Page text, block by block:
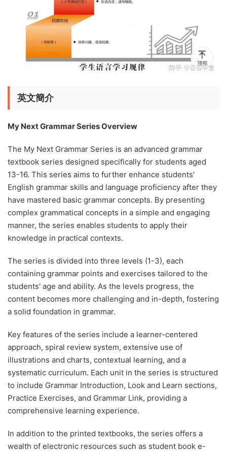
英文簡介
My Next Grammar Series Overview
The My Next Grammar Series is an advanced grammar
textbook series designed specifically for students aged
13-16. This series aims to further enhance students'
English grammar skills and language proficiency after they
have mastered basic grammar concepts. By presenting
complex grammatical concepts in a simple and engaging
manner, the series enables students to apply their
knowledge in practical contexts.
The series is divided into three levels (1-3), each
containing grammar points and exercises tailored to the
students' age and ability. As the levels progress, the
content becomes more challenging and in-depth, fostering
a solid foundation in grammar.
Key features of the series include a learner-centered
approach, spiral review system, extensive use of
illustrations and charts, contextual learning, and a
systematic curriculum. Each unit in the series is structured
to include Grammar Introduction, Look and Learn sections,
Practice Exercises, and Grammar Link, providing a
comprehensive learning experience.
In addition to the printed textbooks, the series offers a
wealth of electronic resources such as student book e-